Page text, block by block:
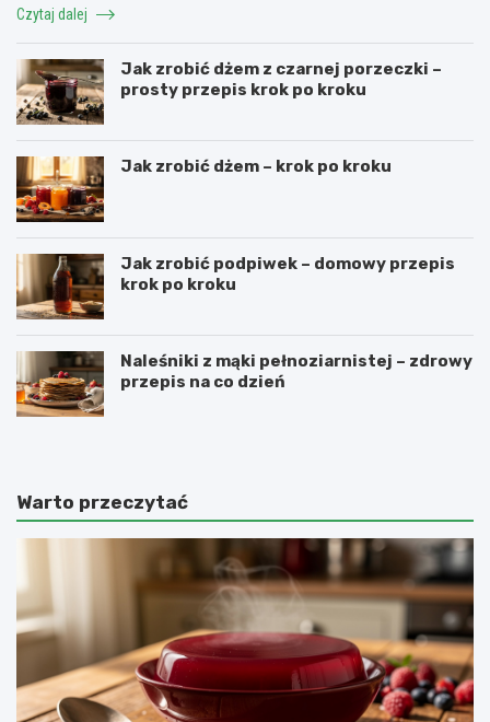
Czytaj dalej
Jak zrobić dżem z czarnej porzeczki –
prosty przepis krok po kroku
Jak zrobić dżem – krok po kroku
Jak zrobić podpiwek – domowy przepis
krok po kroku
Naleśniki z mąki pełnoziarnistej – zdrowy
przepis na co dzień
Warto przeczytać